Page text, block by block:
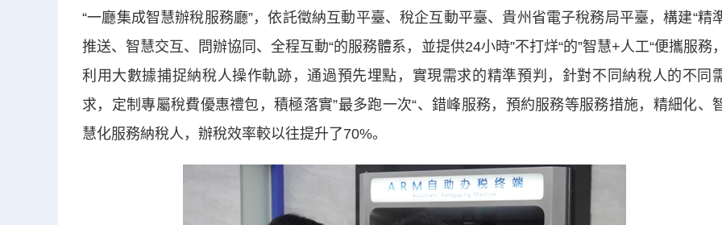
“一廳集成智慧辦稅服務廳”，依託徵納互動平臺、稅企互動平臺、貴州省電子稅務局平臺，構建“精
推送、智慧交互、問辦協同、全程互動“的服務體系，並提供24小時”不打烊“的”智慧+人工“便攜服務
利用大數據捕捉納稅人操作軌跡，通過預先埋點，實現需求的精準預判，針對不同納稅人的不同
求，定制專屬稅費優惠禮包，積極落實”最多跑一次“、錯峰服務，預約服務等服務措施，精細化、
慧化服務納稅人，辦稅效率較以往提升了70%。